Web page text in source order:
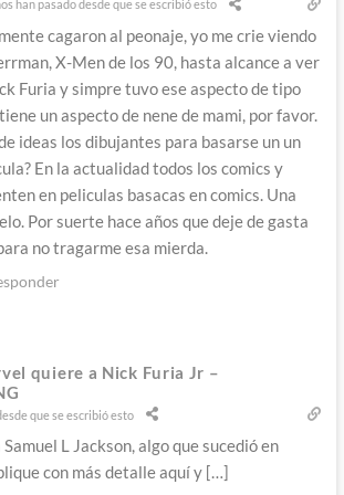
han pasado desde que se escribió esto
cagaron al peonaje, yo me crie viendo
X-Men de los 90, hasta alcance a ver
Furia y simpre tuvo ese aspecto de tipo
un aspecto de nene de mami, por favor.
ideas los dibujantes para basarse un un
En la actualidad todos los comics y
en peliculas basacas en comics. Una
Por suerte hace años que deje de gasta
no tragarme esa mierda.
quiere a Nick Furia Jr –
que se escribió esto
L Jackson, algo que sucedió en
con más detalle aquí y […]